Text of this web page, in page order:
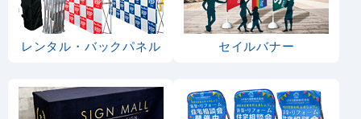
レンタル・バックパネル セイルバナー